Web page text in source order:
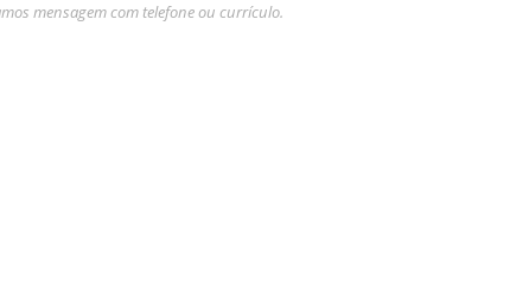
mensagem com telefone ou currículo.